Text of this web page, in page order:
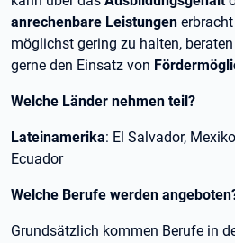
anrechenbare Leistungen
möglichst gering zu halten,
gerne den Einsatz von
Welche Länder nehmen teil?
Lateinamerika: El Salvador,
Ecuador
Welche Berufe werden
Grundsätzlich kommen Berufe in